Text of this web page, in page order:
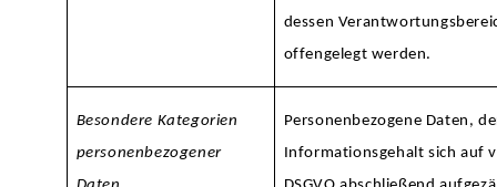
dessen
offengelegt werden.
Besondere Kategorien
personenbezogener
Personenbezogene Daten,
Informationsgehalt sich auf